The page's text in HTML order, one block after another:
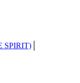
SPIRIT)